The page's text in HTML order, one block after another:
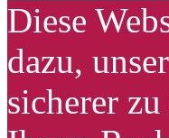
Diese
dazu,
sicherer